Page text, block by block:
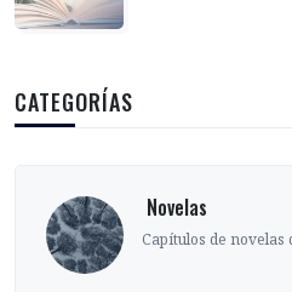
CATEGORÍAS
‎ Novelas
Capítulos de novelas